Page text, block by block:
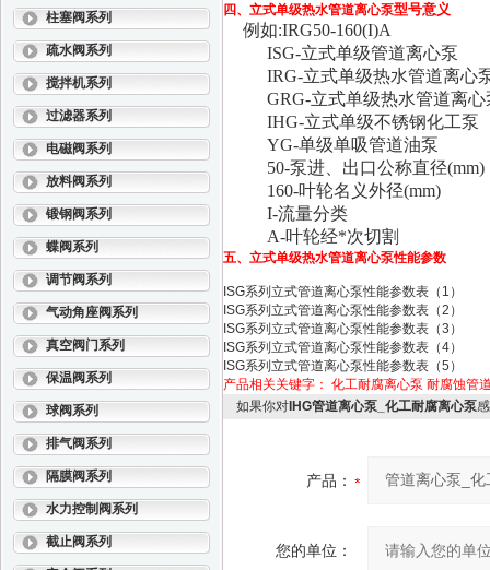
柱塞阀系列
疏水阀系列
搅拌机系列
过滤器系列
电磁阀系列
放料阀系列
锻钢阀系列
蝶阀系列
调节阀系列
气动角座阀系列
真空阀门系列
保温阀系列
球阀系列
排气阀系列
隔膜阀系列
水力控制阀系列
截止阀系列
四、 立式单级热水管道离心泵型号意义
例如:IRG50-160(I)A
ISG-立式单级管道离心泵
IRG-立式单级热水管道离心
GRG-立式单级热水管道离心
IHG-立式单级不锈钢化工泵
YG-单级单吸管道油泵
50-泵进、出口公称直径(mm)
160-叶轮名义外径(mm)
I-流量分类
A-叶轮经*次切割
五、 立式单级热水管道离心泵性能参数
ISG系列立式管道离心泵性能参数表（1）
ISG系列立式管道离心泵性能参数表（2）
ISG系列立式管道离心泵性能参数表（3）
ISG系列立式管道离心泵性能参数表（4）
ISG系列立式管道离心泵性能参数表（5）
产品相关关键字： 化工耐腐离心泵 耐腐蚀管
如果你对 IHG管道离心泵_化工耐腐离心泵
产品：
您的单位：